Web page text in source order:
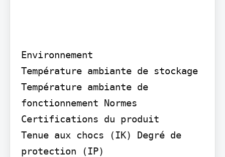
Environnement
Température ambiante de stockage
Température ambiante de
fonctionnement Normes
Certifications du produit
Tenue aux chocs (IK) Degré de
protection (IP)